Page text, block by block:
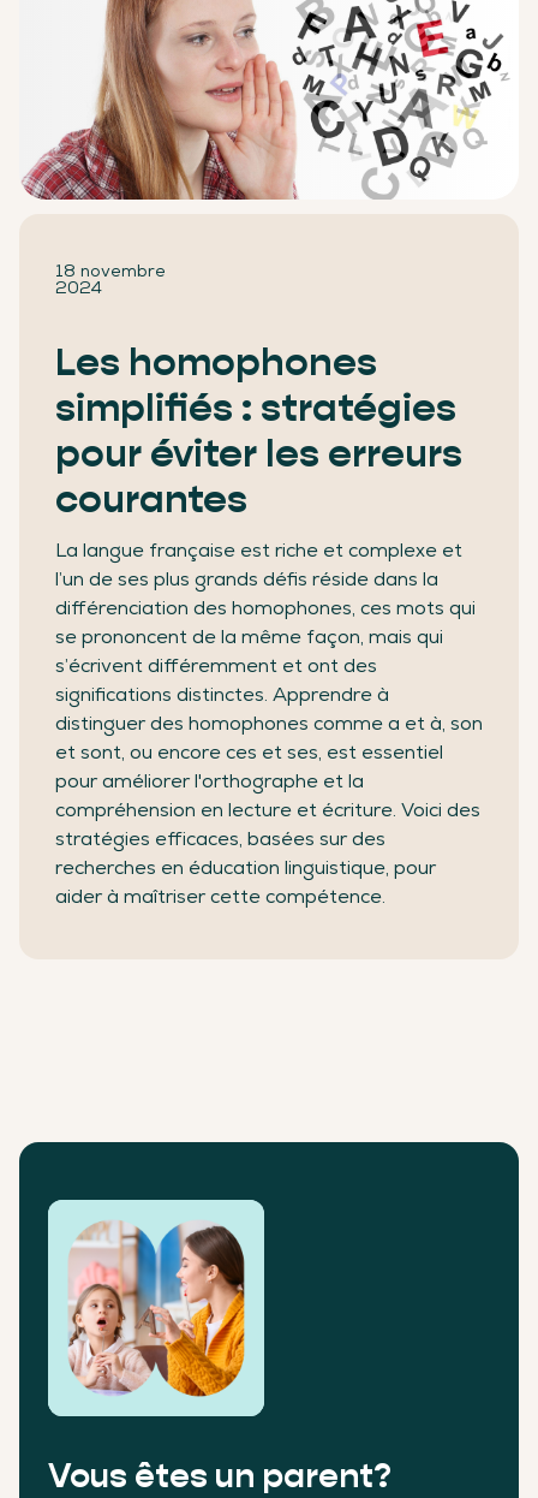
18 novembre
2024
Les homophones
simplifiés : stratégies
pour éviter les erreurs
courantes
La langue française est riche et complexe et
l’un de ses plus grands défis réside dans la
différenciation des homophones, ces mots qui
se prononcent de la même façon, mais qui
s’écrivent différemment et ont des
significations distinctes. Apprendre à
distinguer des homophones comme a et à, son
et sont, ou encore ces et ses, est essentiel
pour améliorer l'orthographe et la
compréhension en lecture et écriture. Voici des
stratégies efficaces, basées sur des
recherches en éducation linguistique, pour
aider à maîtriser cette compétence.
Vous êtes un parent?